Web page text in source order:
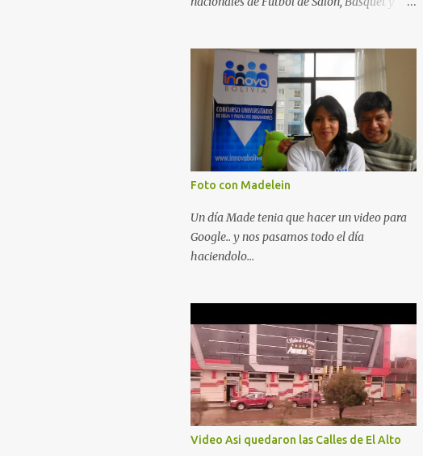
Foto con Madelein
Un día Made tenia que hacer un video para
Google.. y nos pasamos todo el día
haciendolo...
Video Asi quedaron las Calles de El Alto